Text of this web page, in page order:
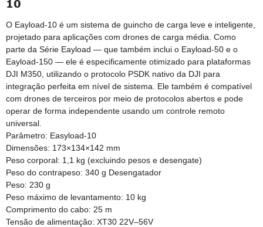
10
O Eayload-10 é um sistema de guincho de carga leve e inteligente,
projetado para aplicações com drones de carga média. Como
parte da Série Eayload — que também inclui o Eayload-50 e o
Eayload-150 — ele é especificamente otimizado para plataformas
DJI M350, utilizando o protocolo PSDK nativo da DJI para
integração perfeita em nível de sistema. Ele também é compatível
com drones de terceiros por meio de protocolos abertos e pode
operar de forma independente usando um controle remoto
universal.
Parâmetro: Easyload-10
Dimensões: 173×134×142 mm
Peso corporal: 1,1 kg (excluindo pesos e desengate)
Peso do contrapeso: 340 g Desengatador
Peso: 230 g
Peso máximo de levantamento: 10 kg
Comprimento do cabo: 25 m
Tensão de alimentação: XT30 22V–56V